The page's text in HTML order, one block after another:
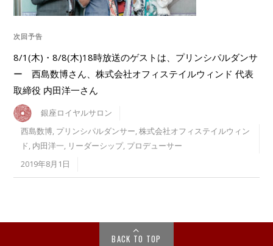
次回予告
8/1(木)・8/8(木)18時放送のゲストは、プリンシパルダンサ
ー 西島数博さん、株式会社オフィステイルウィンド 代表
取締役 内田洋一さん
銀座ロイヤルサロン
西島数博, プリンシパルダンサー,株式会社オフィステイルウィン
ド, 内田洋一, リーダーシップ, プロデューサー
2019年8月1日
BACK TO TOP